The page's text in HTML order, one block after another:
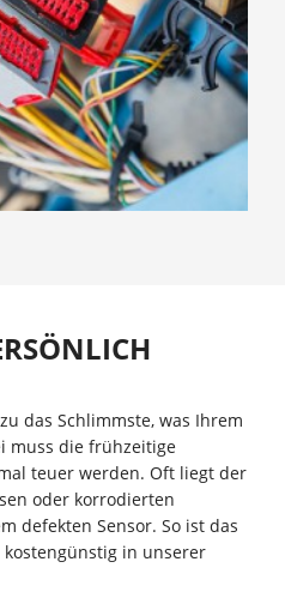
das Schlimmste, was Ihrem
muss die frühzeitige
teuer werden. Oft liegt der
oder korrodierten
defekten Sensor. So ist das
in unserer